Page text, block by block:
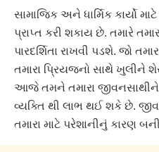
સામાજિક અને ધાર્મિક કાર્યો
પ્રાપ્ત કરી શકાય છે. તમારે
પારદર્શિતા રાખવી પડશે. જો
તમારા પ્રિયજનો સાથે ખુલીને
આજે તમને તમારા જીવનસાથીને
વ્યક્તિ થી લાભ થઈ શકે છે.
તમારા માટે પરેશાનીનું કારણ